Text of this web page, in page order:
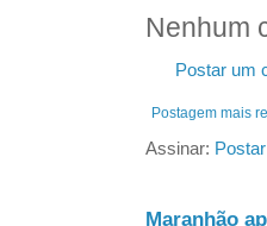
Nenhum
Postar um
Postagem mais
Assinar:
Maranhão